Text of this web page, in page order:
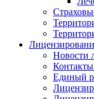
Новости
Единый